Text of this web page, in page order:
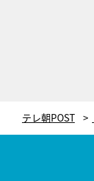
テレ朝POST